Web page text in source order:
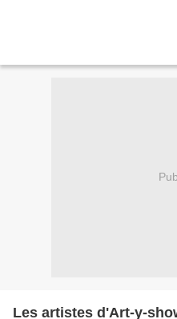
Les artistes d'Art-y-